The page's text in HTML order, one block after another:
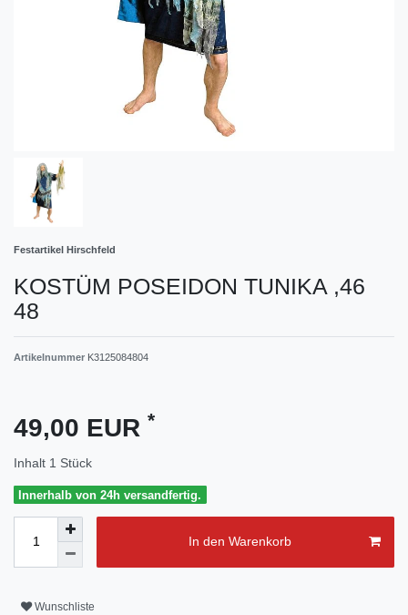
Festartikel Hirschfeld
KOSTÜM POSEIDON TUNIKA ,46
48
Artikelnummer K3125084804
49,00 EUR *
Inhalt 1 Stück
Innerhalb von 24h versandfertig.
In den Warenkorb
Wunschliste